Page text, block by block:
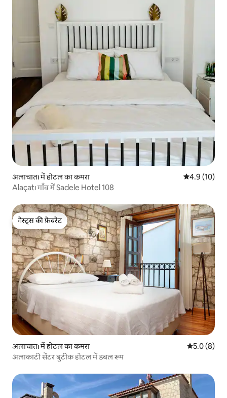
अलाचातı में होटल का कमरा औसत रेटिंग 5
4.9 (10)
Alaçatı गाँव में Sadele Hotel 108
गेस्ट्स की फ़ेवरेट
गेस्ट्स की फ़ेवरेट
अलाचातı में होटल का कमरा औसत रेटिंग 5
5.0 (8)
अलाकाटी सेंटर बुटीक होटल में डबल रूम